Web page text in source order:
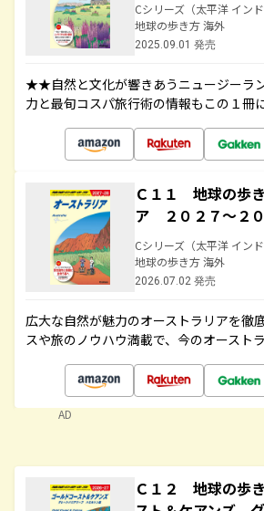
Cシリーズ（太平洋 イン
地球の歩き方 海外
2025.09.01 発売
★★自然と文化が響きあうニュージーラ
力と最旬コスパ旅行術の情報もこの１
Ｃ１１ 地球の歩
ア ２０２７～２
Cシリーズ（太平洋 イン
地球の歩き方 海外
2026.07.02 発売
広大な自然が魅力のオーストラリアを徹
スや旅のノウハウ満載で、今のオースト
AD
Ｃ１２ 地球の歩